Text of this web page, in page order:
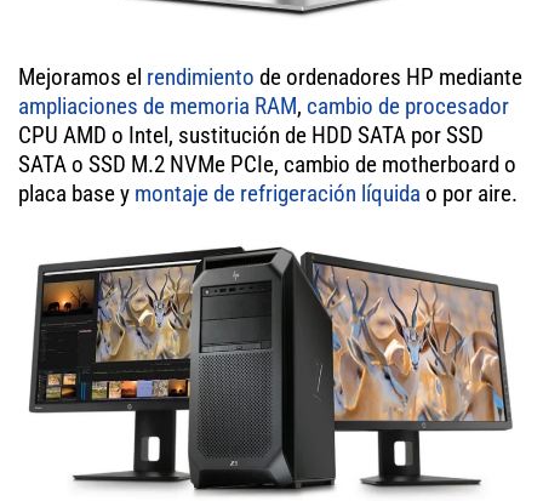
Mejoramos el rendimiento de ordenadores HP mediante
ampliaciones de memoria RAM, cambio de procesador
CPU AMD o Intel, sustitución de HDD SATA por SSD
SATA o SSD M.2 NVMe PCIe, cambio de motherboard o
placa base y montaje de refrigeración líquida o por aire.